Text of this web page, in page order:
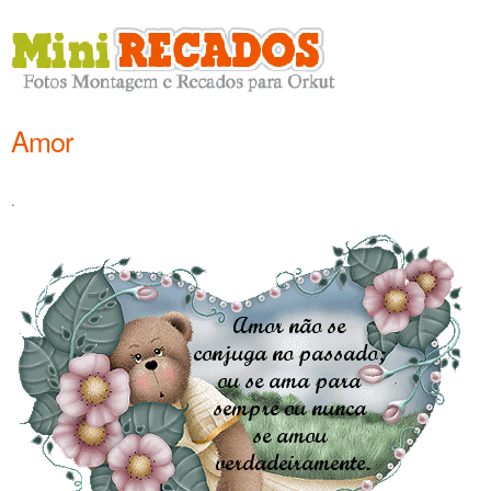
Amor
.